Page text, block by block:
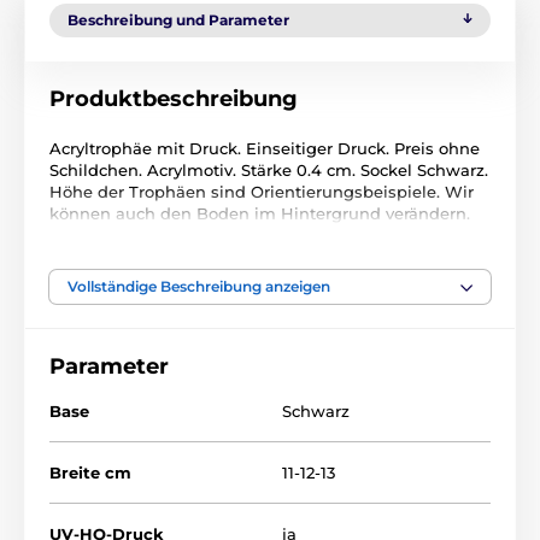
Beschreibung und Parameter
Produktbeschreibung
Acryltrophäe mit Druck. Einseitiger Druck. Preis ohne
Schildchen. Acrylmotiv. Stärke 0.4 cm. Sockel Schwarz.
Höhe der Trophäen sind Orientierungsbeispiele. Wir
können auch den Boden im Hintergrund verändern.
Das Produkt ist in Kategorien eingeteilt
Vollständige Beschreibung anzeigen
Parameter
Base Schwarz
Breite cm 11-12-13
UV-HQ-Druck ja